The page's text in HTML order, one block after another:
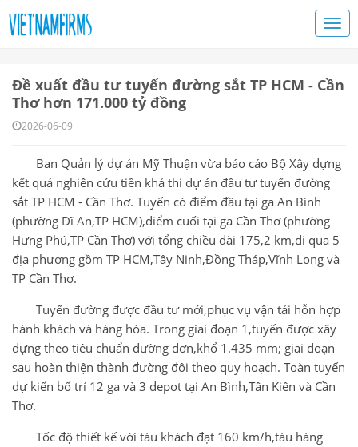
Đề xuất đầu tư tuyến đường sắt TP HCM - Cần
Thơ hơn 171.000 tỷ đồng
2026-06-09
Ban Quản lý dự án Mỹ Thuận vừa báo cáo Bộ Xây dựng
kết quả nghiên cứu tiền khả thi dự án đầu tư tuyến đường
sắt TP HCM - Cần Thơ. Tuyến có điểm đầu tại ga An Bình
(phường Dĩ An,TP HCM),điểm cuối tại ga Cần Thơ (phường
Hưng Phú,TP Cần Thơ) với tổng chiều dài 175,2 km,đi qua 5
địa phương gồm TP HCM,Tây Ninh,Đồng Tháp,Vĩnh Long và
TP Cần Thơ.
Tuyến đường được đầu tư mới,phục vụ vận tải hỗn hợp
hành khách và hàng hóa. Trong giai đoạn 1,tuyến được xây
dựng theo tiêu chuẩn đường đơn,khổ 1.435 mm; giai đoạn
sau hoàn thiện thành đường đôi theo quy hoạch. Toàn tuyến
dự kiến bố trí 12 ga và 3 depot tại An Bình,Tân Kiên và Cần
Thơ.
Tốc độ thiết kế với tàu khách đạt 160 km/h,tàu hàng